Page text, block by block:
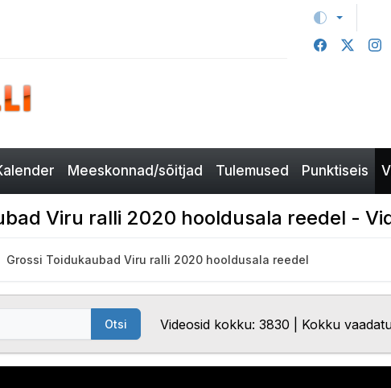
Meeskonnad/sõitjad Tulemused Punktiseis
Viru ralli 2020 hooldusala reedel -
Grossi Toidukaubad Viru ralli 2020 hooldusala reedel
Otsi Videosid kokku: 3830 | Kokku